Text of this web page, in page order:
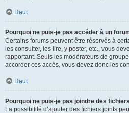
Haut
Pourquoi ne puis-je pas accéder à un
Certains forums peuvent être réservés à
les consulter, les lire, y poster, etc., vous
rapportant. Seuls les modérateurs de
accorder ces accès, vous devez donc les
Haut
Pourquoi ne puis-je pas joindre des
La possibilité d’ajouter des fichiers joints